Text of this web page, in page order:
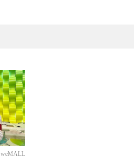
weMALL